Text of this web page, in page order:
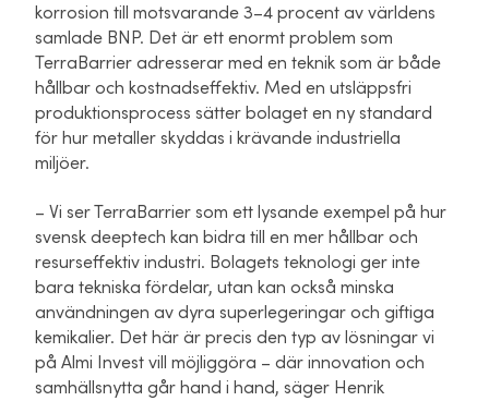
korrosion till motsvarande 3–4 procent av världens
samlade BNP. Det är ett enormt problem som
TerraBarrier adresserar med en teknik som är både
hållbar och kostnadseffektiv. Med en utsläppsfri
produktionsprocess sätter bolaget en ny standard
för hur metaller skyddas i krävande industriella
miljöer.
– Vi ser TerraBarrier som ett lysande exempel på hur
svensk deeptech kan bidra till en mer hållbar och
resurseffektiv industri. Bolagets teknologi ger inte
bara tekniska fördelar, utan kan också minska
användningen av dyra superlegeringar och giftiga
kemikalier. Det här är precis den typ av lösningar vi
på Almi Invest vill möjliggöra – där innovation och
samhällsnytta går hand i hand, säger Henrik